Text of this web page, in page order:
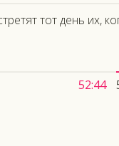
тот день их,
52:44